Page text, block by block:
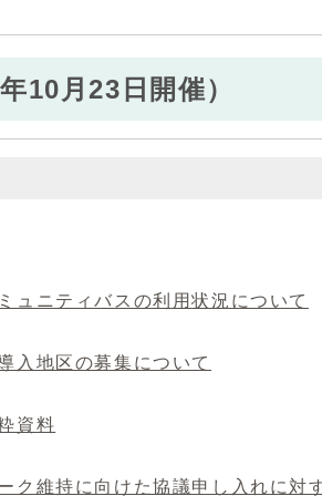
10月23日開催）
ュニティバスの利用状況について
入地区の募集について
資料
ク維持に向けた協議申し入れに対